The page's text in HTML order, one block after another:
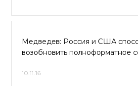
Медведев: Россия и США
возобновить полноформатное
10.11.16